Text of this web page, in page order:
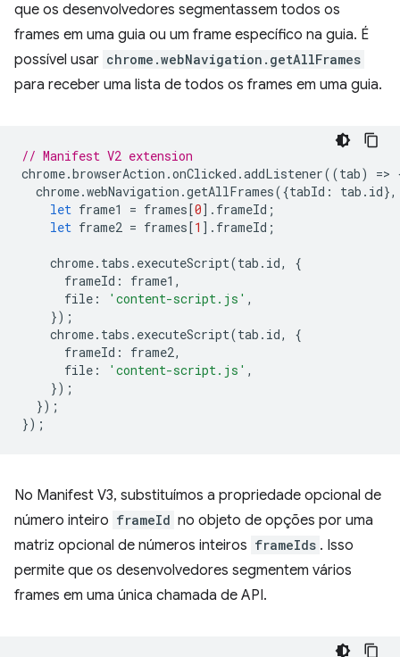
que os desenvolvedores segmentassem todos os
frames em uma guia ou um frame específico na guia. É
possível usar chrome.webNavigation.getAllFrames
para receber uma lista de todos os frames em uma guia.
// Manifest V2 extension
chrome.browserAction .onClicked .addListener((tab) =>
chrome.webNavigation .getAllFrames({tabId : tab . id},
let frame1 = frames[0]. frameId ;
let frame2 = frames[1 ]. frameId ;
chrome. tabs . executeScript(tab . id,
{
frameId : frame1 ,
file : 'content-script.js' ,
});
chrome. tabs . executeScript(tab . id,
{
frameId : frame2,
file : 'content-script.js' ,
});
});
});
No Manifest V3, substituímos a propriedade opcional de
número inteiro frameId no objeto de opções por uma
matriz opcional de números inteiros frameIds . Isso
permite que os desenvolvedores segmentem vários
frames em uma única chamada de API.